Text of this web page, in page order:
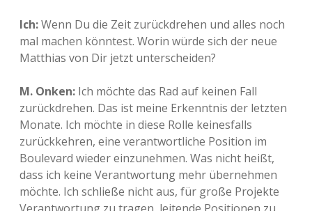
Ich:Wenn Du die Zeit zurückdrehen und alles noch
mal machen könntest. Worin würde sich der neue
Matthias von Dir jetzt unterscheiden?
M. Onken: Ich möchte das Rad auf keinen Fall
zurückdrehen. Das ist meine Erkenntnis der letzten
Monate. Ich möchte in diese Rolle keinesfalls
zurückkehren, eine verantwortliche Position im
Boulevard wieder einzunehmen. Was nicht heißt,
dass ich keine Verantwortung mehr übernehmen
möchte. Ich schließe nicht aus, für große Projekte